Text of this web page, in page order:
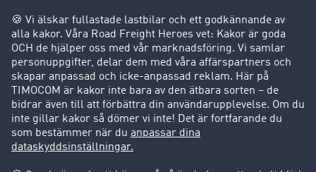
Företag
Kunder värvar kunder
Success Stories
Support
Support